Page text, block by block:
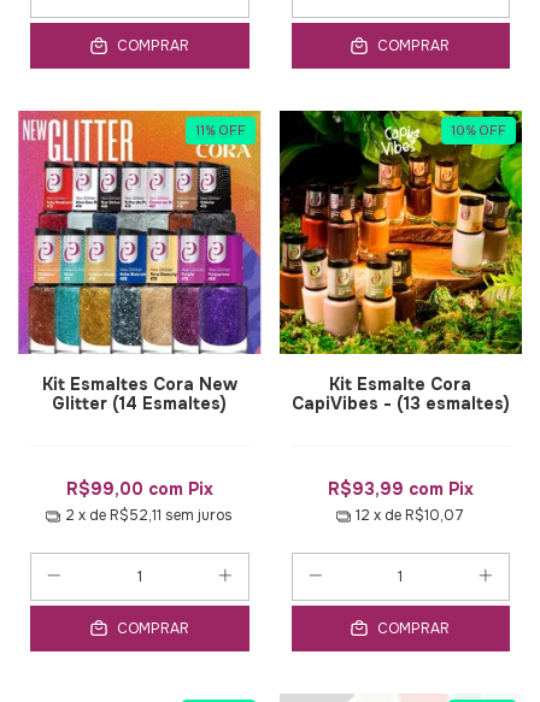
COMPRAR COMPRAR
11% OFF
Kit Esmaltes Cora New
Glitter (14 Esmaltes)
R$99,00 com Pix
2 x de R$52,11 sem juros
COMPRAR
10% OFF
Kit Esmalte Cora
CapiVibes - (13 esmaltes)
R$93,99 com Pix
12 x de R$10,07
COMPRAR